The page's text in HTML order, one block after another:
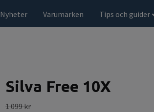
Nyheter Varumärken Tips och guider
Silva Free 10X
1 099 kr